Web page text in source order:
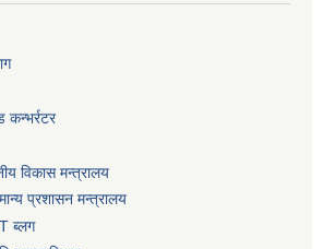
कन्भर्रटर
विकास मन्त्रालय
प्रशासन मन्त्रालय
ब्लग